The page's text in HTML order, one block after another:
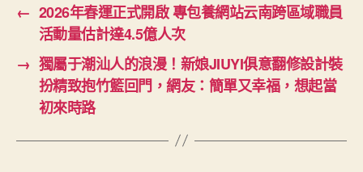
← 2026年春運正式開啟 專包養網站云南跨區域職員
活動量估計達4.5億人次
→ 獨屬于潮汕人的浪漫！新娘JIUYI俱意翻修設計裝
扮精致抱竹籃回門，網友：簡單又幸福，想起當
初來時路